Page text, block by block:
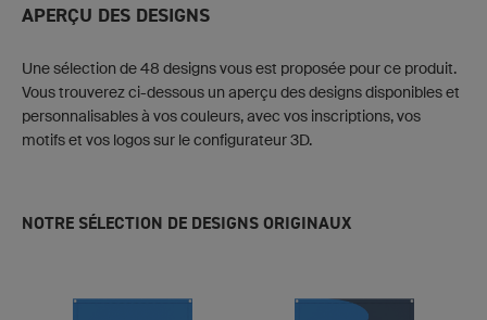
APERÇU DES DESIGNS
Une sélection de 48 designs vous est proposée pour ce produit.
Vous trouverez ci-dessous un aperçu des designs disponibles et
personnalisables à vos couleurs, avec vos inscriptions, vos
motifs et vos logos sur le configurateur 3D.
NOTRE SÉLECTION DE DESIGNS ORIGINAUX